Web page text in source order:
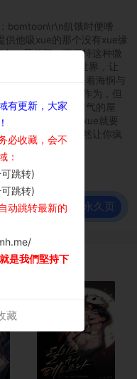
bomtoon\r\n飢饿时便嗜
供他吸xue的那个没有xue缘
，兄弟间一直保持这种微
xue腥味蔓延的世界，让
也以此为理由，关着海悯与
海悯感谢道建的作为，但
最终抵不住喘不过气的屋
面对漫天布地的xue就要
道：「这些xue果然让你疯
前往永久页
有更新，大家
必收藏，会不
：
跳转)
跳转)
动跳转最新的
是我們堅持下
藏